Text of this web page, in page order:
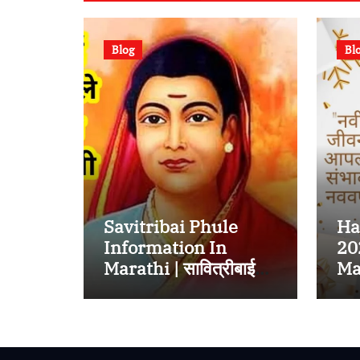
Blog
Savitribai Phule
Information In
Marathi | सावित्रीबाई